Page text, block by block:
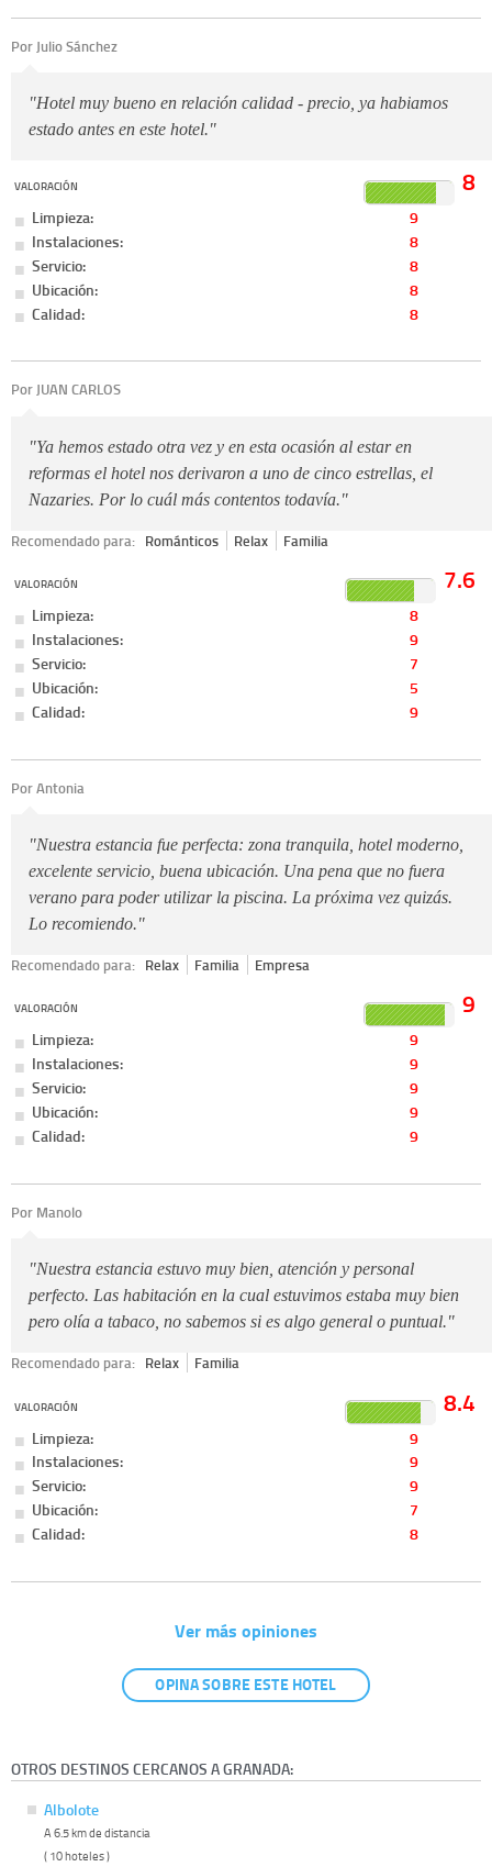
Por Julio Sánchez
"Hotel muy bueno en relación calidad - precio, ya habiamos
estado antes en este hotel."
VALORACIÓN 8
Limpieza:
9
Instalaciones:
8
Servicio:
8
Ubicación:
8
Calidad:
8
Por JUAN CARLOS
"Ya hemos estado otra vez y en esta ocasión al estar en
reformas el hotel nos derivaron a uno de cinco estrellas, el
Nazaries. Por lo cuál más contentos todavía."
Recomendado para: Románticos Relax Familia
VALORACIÓN 7.6
Limpieza:
8
Instalaciones:
9
Servicio:
7
Ubicación:
5
Calidad:
9
Por Antonia
"Nuestra estancia fue perfecta: zona tranquila, hotel moderno,
excelente servicio, buena ubicación. Una pena que no fuera
verano para poder utilizar la piscina. La próxima vez quizás.
Lo recomiendo."
Recomendado para: Relax Familia Empresa
VALORACIÓN 9
Limpieza:
9
Instalaciones:
9
Servicio:
9
Ubicación:
9
Calidad:
9
Por Manolo
"Nuestra estancia estuvo muy bien, atención y personal
perfecto. Las habitación en la cual estuvimos estaba muy bien
pero olía a tabaco, no sabemos si es algo general o puntual."
Recomendado para: Relax Familia
VALORACIÓN 8.4
Limpieza:
9
Instalaciones:
9
Servicio:
9
Ubicación:
7
Calidad:
8
Ver más opiniones
OPINA SOBRE ESTE HOTEL
OTROS DESTINOS CERCANOS A GRANADA:
Albolote
A 6.5 km de distancia
( 10 hoteles )